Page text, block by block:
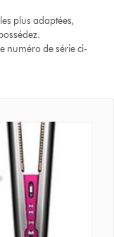
plus adaptées,
numéro de série ci-